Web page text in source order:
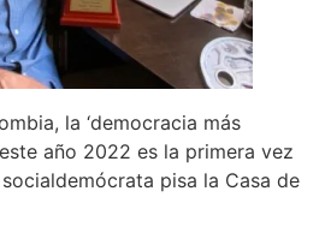
la ‘democracia más
año 2022 es la primera vez
pisa la Casa de